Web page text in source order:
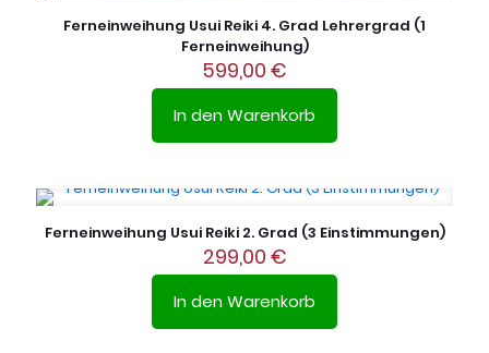
Ferneinweihung Usui Reiki 4. Grad Lehrergrad (1
Ferneinweihung)
599,00 €
In den Warenkorb
Ferneinweihung Usui Reiki 2. Grad (3 Einstimmungen)
299,00 €
In den Warenkorb